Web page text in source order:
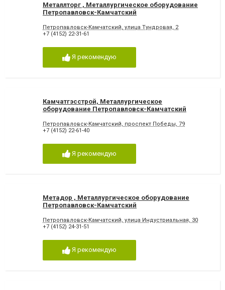
Металлторг , Металлургическое оборудование
Петропавловск-Камчатский
Петропавловск-Камчатский, улица Тундровая, 2
+7 (4152) 22-31-61
Я рекомендую
Камчатгэсстрой, Металлургическое
оборудование Петропавловск-Камчатский
Петропавловск-Камчатский, проспект Победы, 79
+7 (4152) 22-61-40
Я рекомендую
Метадор , Металлургическое оборудование
Петропавловск-Камчатский
Петропавловск-Камчатский, улица Индустриальная, 30
+7 (4152) 24-31-51
Я рекомендую